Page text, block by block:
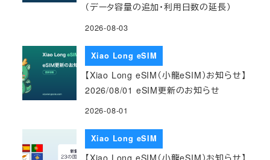
（データ容量の追加・利用日数の延長）
2026-08-03
Xiao Long eSIM
【Xiao Long eSIM（小龍eSIM）お知らせ】
2026/08/01 eSIM更新のお知らせ
2026-08-01
Xiao Long eSIM